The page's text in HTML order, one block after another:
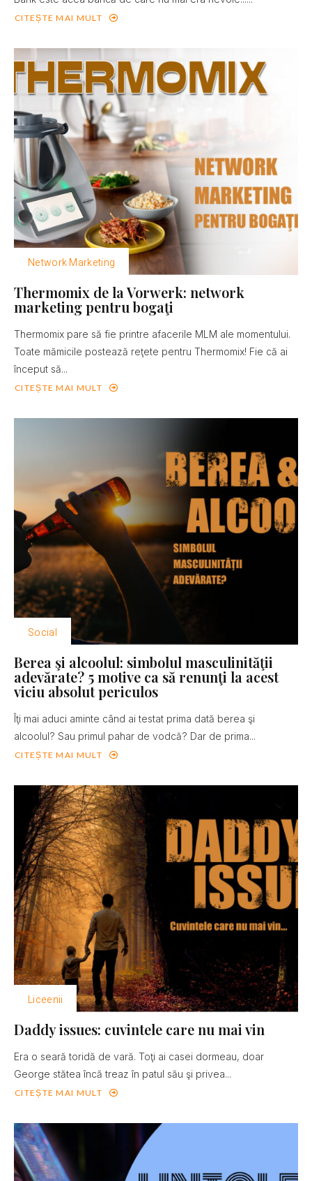
CITEȘTE MAI MULT
Network Marketing
Thermomix de la Vorwerk: network
marketing pentru bogaţi
Thermomix pare să fie printre afacerile MLM ale momentului.
Toate mămicile postează reţete pentru Thermomix! Fie că ai
început să...
CITEȘTE MAI MULT
Social
Berea şi alcoolul: simbolul masculinităţii
adevărate? 5 motive ca să renunţi la acest
viciu absolut periculos
Îţi mai aduci aminte când ai testat prima dată berea şi
alcoolul? Sau primul pahar de vodcă? Dar de prima...
CITEȘTE MAI MULT
Liceenii
Daddy issues: cuvintele care nu mai vin
Era o seară toridă de vară. Toţi ai casei dormeau, doar
George stătea încă treaz în patul său şi privea...
CITEȘTE MAI MULT